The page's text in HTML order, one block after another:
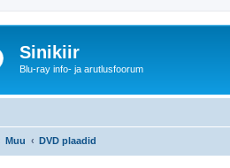
Sinikiir
Blu-ray info- ja arutlusfoorum
Muu DVD plaadid